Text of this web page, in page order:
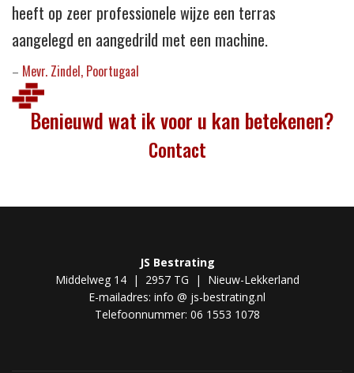
heeft op zeer professionele wijze een terras
aangelegd en aangedrild met een machine.
– Mevr. Zindel, Poortugaal
Benieuwd wat ik voor u kan betekenen?
Contact
JS Bestrating
Middelweg 14 | 2957 TG | Nieuw-Lekkerland
E-mailadres: info @ js-bestrating.nl
Telefoonnummer: 06 1553 1078